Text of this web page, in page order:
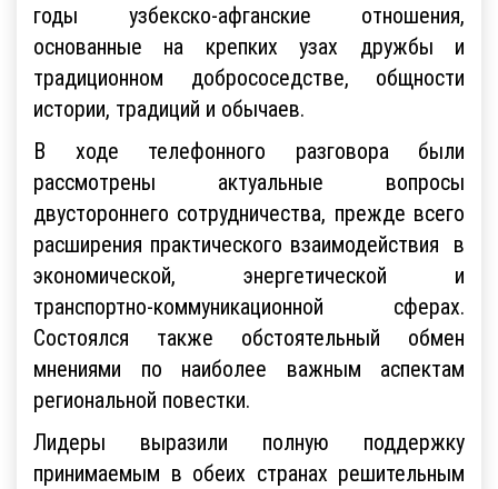
годы узбекско-афганские отношения,
основанные на крепких узах дружбы и
традиционном добрососедстве, общности
истории, традиций и обычаев.
В ходе телефонного разговора были
рассмотрены актуальные вопросы
двустороннего сотрудничества, прежде всего
расширения практического взаимодействия в
экономической, энергетической и
транспортно-коммуникационной сферах.
Состоялся также обстоятельный обмен
мнениями по наиболее важным аспектам
региональной повестки.
Лидеры выразили полную поддержку
принимаемым в обеих странах решительным